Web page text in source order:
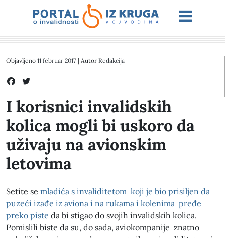
Objavljeno 11 februar 2017 | Autor Redakcija
I korisnici invalidskih
kolica mogli bi uskoro da
uživaju na avionskim
letovima
Setite se mladića s invaliditetom koji je bio prisiljen da
puzeći izađe iz aviona i na rukama i kolenima pređe
preko piste da bi stigao do svojih invalidskih kolica.
Pomislili biste da su, do sada, aviokompanije znatno